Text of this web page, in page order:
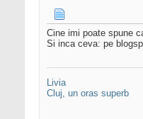
Cine imi poate spune
Si inca ceva: pe
Livia
Cluj, un oras superb